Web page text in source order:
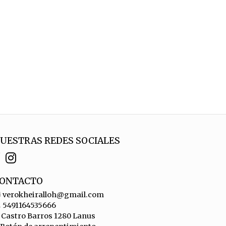
REDES SOCIALES
verokheiralloh@gmail.com
5491164535666
Castro Barros 1280 Lanus